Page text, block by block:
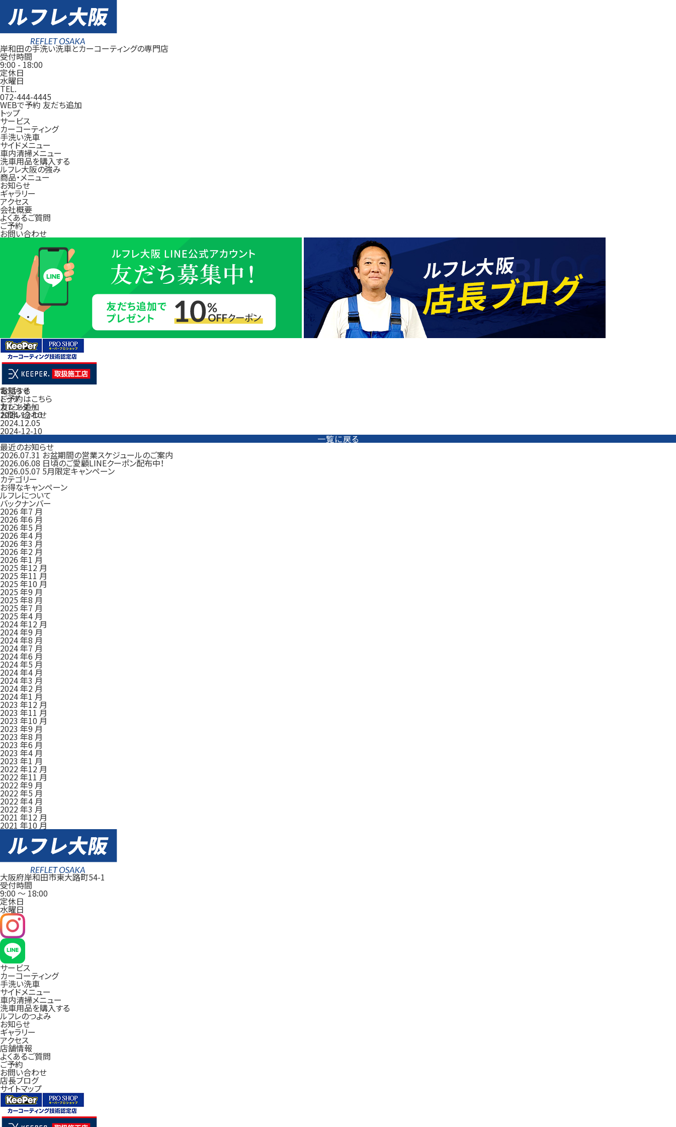
岸和田の手洗い洗車とカーコーティングの専門店
受付時間
9:00 -18:00
定休日
水曜日
TEL.
072-444-4445
WEBで予約 友だち追加
トップ
サービス
カーコーティング
手洗い洗車
サイドメニュー
車内清掃メニュー
洗車用品を購入する
ルフレ大阪の強み
商品・メニュー
お知らせ
ギャラリー
アクセス
会社概要
よくあるご質問
ご予約
お問い合わせ
電話する
ご予約はこちら
友だち追加
お問い合わせ
お知らせ
トップ
カレンダー
2024-12-10
2024.12.05
2024-12-10
一覧に戻る
最近のお知らせ
2026.07.31 お盆期間の営業スケジュールのご案内
2026.06.08 日頃のご愛顧LINEクーポン配布中！
2026.05.07 5月限定キャンペーン
カテゴリー
お得なキャンペーン
ルフレについて
バックナンバー
2026 年7 月
2026 年6 月
2026 年5 月
2026 年4 月
2026 年3 月
2026 年2 月
2026 年1 月
2025 年12 月
2025 年11 月
2025 年10 月
2025 年9 月
2025 年8 月
2025 年7 月
2025 年4 月
2024 年12 月
2024 年9 月
2024 年8 月
2024 年7 月
2024 年6 月
2024 年5 月
2024 年4 月
2024 年3 月
2024 年2 月
2024 年1 月
2023 年12 月
2023 年11 月
2023 年10 月
2023 年9 月
2023 年8 月
2023 年6 月
2023 年4 月
2023 年1 月
2022 年12 月
2022 年11 月
2022 年9 月
2022 年5 月
2022 年4 月
2022 年3 月
2021 年12 月
2021 年10 月
大阪府岸和田市東大路町54-1
受付時間
9:00 ～18:00
定休日
水曜日
サービス
カーコーティング
手洗い洗車
サイドメニュー
車内清掃メニュー
洗車用品を購入する
ルフレのつよみ
お知らせ
ギャラリー
アクセス
店舗情報
よくあるご質問
ご予約
お問い合わせ
店長ブログ
サイトマップ